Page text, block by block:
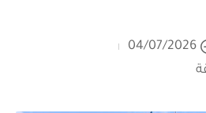
04/07/2026